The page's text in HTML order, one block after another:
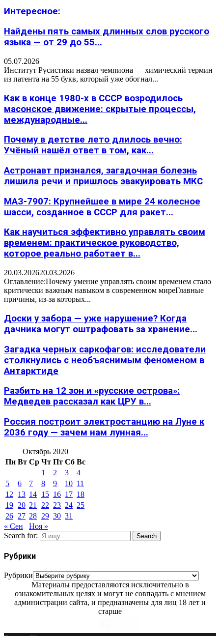
Интересное:
Найдены пять самых длинных слов русского
языка — от 29 до 55...
05.07.2026
Институт Русистики назвал чемпиона — химический термин
из патента на 55 букв, который уже обогнал...
Как в конце 1980-х в СССР возродилось
масонское движение: скрытые процессы,
международные...
Почему в детстве лето длилось вечно:
Учёный нашёл ответ в том, как...
Астронавт признался, загадочная болезнь
лишила речи и пришлось эвакуировать МКС
МАЗ-7907: Крупнейшее в мире 24 колесное
шасси, созданное в СССР для ракет...
Как научиться эффективно управлять своим
временем: практическое руководство,
которое реально работает в...
20.03.202620.03.2026
Оглавление:Почему умение управлять своим временем стало
критически важным навыком в современном миреГлавные
причины, из-за которых...
Доски у забора — уже нарушение? Когда
дачника могут оштрафовать за хранение...
Загадка черных саркофагов: исследователи
столкнулись с необъяснимым феноменом в
Антарктиде
Разбить на 12 зон и «русские острова»:
Медведев рассказал как ЦРУ в...
Россия построит электростанцию на Луне к
2036 году — зачем нам лунная...
Октябрь 2020
Пн Вт Ср Чт Пт Сб Вс
1
2 3
4
5
6 7 8 9 10 11
12
13 14 15 16 17 18
19 20 21 22 23 24 25
26 27 28 29 30 31
« Сен
Ноя »
Search for:
Search
Рубрики
Рубрики
Материалы предоставляются исключительно в
ознакомительных целях и могут не совпадать с мнением
администрации сайта, и предназначены для лиц 18 лет и
старше